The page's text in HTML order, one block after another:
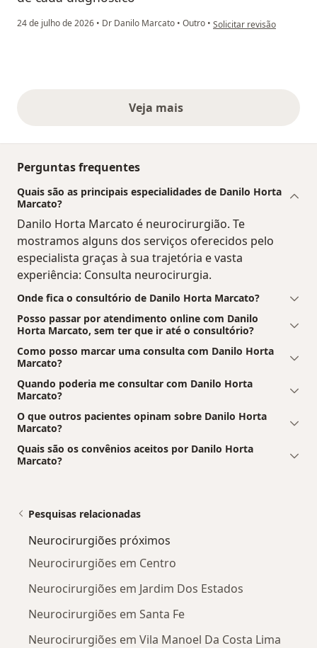
24 de julho de 2026 • Dr Danilo Marcato • Outro • na opinião do utilizador
Solicitar revisão
Veja maisopiniões acima
Perguntas frequentes
Quais são as principais especialidades de Danilo Horta
Marcato?
Danilo Horta Marcato é neurocirurgião. Te
mostramos alguns dos serviços oferecidos pelo
especialista graças à sua trajetória e vasta
experiência: Consulta neurocirurgia.
Onde fica o consultório de Danilo Horta Marcato?
Posso passar por atendimento online com Danilo
Horta Marcato, sem ter que ir até o consultório?
Como posso marcar uma consulta com Danilo Horta
Marcato?
Quando poderia me consultar com Danilo Horta
Marcato?
O que outros pacientes opinam sobre Danilo Horta
Marcato?
Quais são os convênios aceitos por Danilo Horta
Marcato?
Pesquisas relacionadas
Neurocirurgiões próximos
Neurocirurgiões em Centro
Neurocirurgiões em Jardim Dos Estados
Neurocirurgiões em Santa Fe
Neurocirurgiões em Vila Manoel Da Costa Lima